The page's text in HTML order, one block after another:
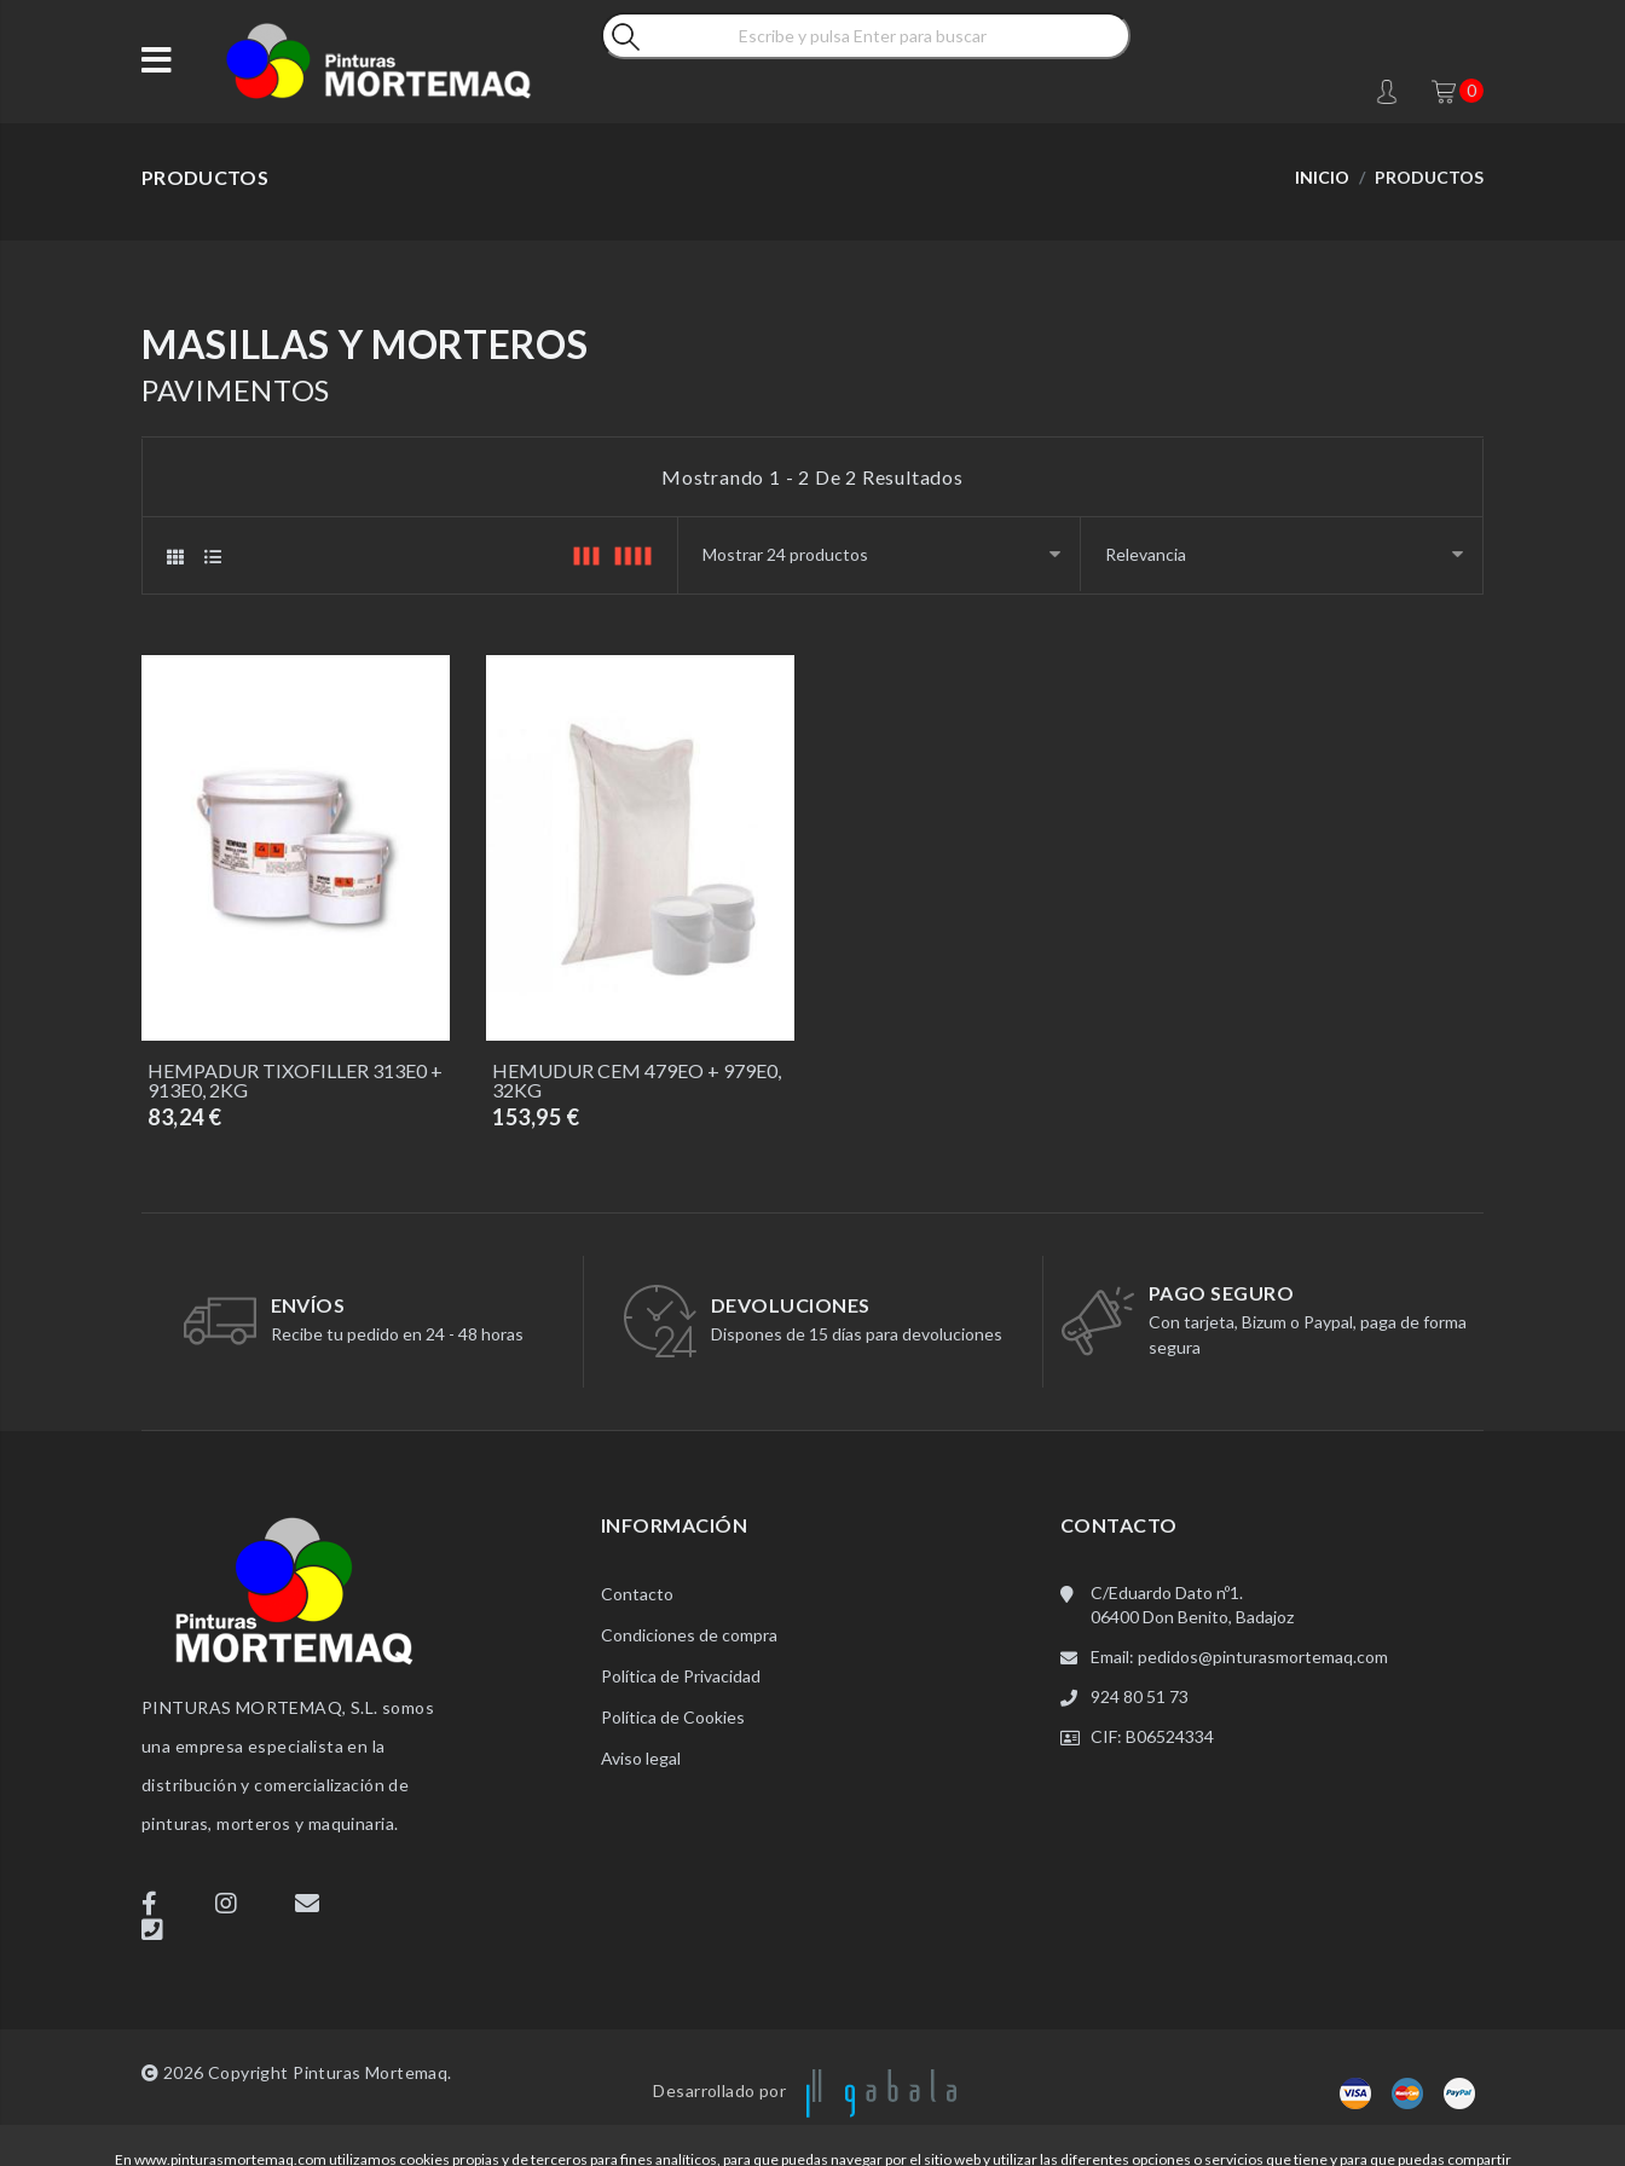
0
PRODUCTOS INICIO PRODUCTOS
MASILLAS Y MORTEROS
PAVIMENTOS
Mostrando 1 - 2 De 2 Resultados
HEMPADUR TIXOFILLER 313E0 +
913E0, 2KG
83,24 €
HEMUDUR CEM 479EO + 979E0,
32KG
153,95 €
ENVÍOS
Recibe tu pedido en 24 - 48 horas
DEVOLUCIONES
Dispones de 15 días para devoluciones
PAGO SEGURO
Con tarjeta, Bizum o Paypal, paga de forma
segura
PINTURAS MORTEMAQ, S.L. somos
una empresa especialista en la
distribución y comercialización de
pinturas, morteros y maquinaria.
INFORMACIÓN
Contacto
Condiciones de compra
Política de Privacidad
Política de Cookies
Aviso legal
CONTACTO
C/Eduardo Dato nº1.
06400 Don Benito, Badajoz
Email: pedidos@pinturasmortemaq.com
924 80 51 73
CIF: B06524334
2026 Copyright Pinturas Mortemaq.
Desarrollado por
En www.pinturasmortemaq.com utilizamos cookies propias y de terceros para fines analíticos, para que puedas navegar por el sitio web y utilizar las diferentes opciones o servicios que tiene y para que puedas compartir